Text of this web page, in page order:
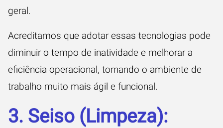
geral.
Acreditamos que adotar essas tecnologias pode
diminuir o tempo de inatividade e melhorar a
eficiência operacional, tornando o ambiente de
trabalho muito mais ágil e funcional.
3. Seiso (Limpeza):